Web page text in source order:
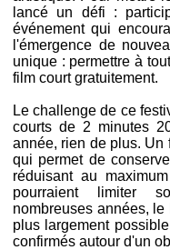
lancé un défi :
événement qui
l'émergence de
unique : permettre à
film court gratuitement.
Le challenge de ce
courts de 2 minutes
année, rien de plus. Un
qui permet de
réduisant au
pourraient limiter
nombreuses années,
plus largement
confirmés autour d'un